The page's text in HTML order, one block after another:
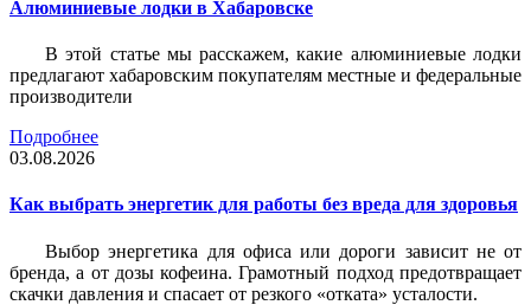
Алюминиевые лодки в Хабаровске
В этой статье мы расскажем, какие алюминиевые лодки
предлагают хабаровским покупателям местные и федеральные
производители
Подробнее
03.08.2026
Как выбрать энергетик для работы без вреда для здоровья
Выбор энергетика для офиса или дороги зависит не от
бренда, а от дозы кофеина. Грамотный подход предотвращает
скачки давления и спасает от резкого «отката» усталости.